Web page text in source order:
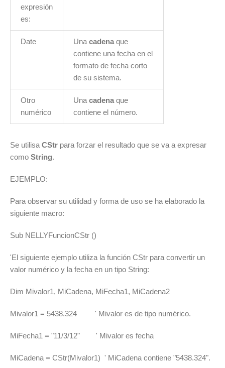
expresión
es:
Date Una cadena que
contiene una fecha en el
formato de fecha corto
de su sistema.
Otro
numérico
Una cadena que
contiene el número.
Se utilisa CStr para forzar el resultado que se va a expresar
como String.
EJEMPLO:
Para observar su utilidad y forma de uso se ha elaborado la
siguiente macro:
Sub NELLYFuncionCStr ()
'El siguiente ejemplo utiliza la función CStr para convertir un
valor numérico y la fecha en un tipo String:
Dim Mivalor1, MiCadena, MiFecha1, MiCadena2
Mivalor1 = 5438.324 ' Mivalor es de tipo numérico.
MiFecha1 = "11/3/12" ' Mivalor es fecha
MiCadena = CStr(Mivalor1) ' MiCadena contiene "5438.324".